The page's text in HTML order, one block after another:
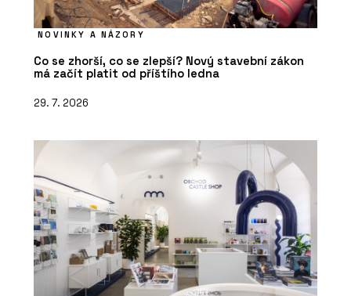
NOVINKY A NÁZORY
Co se zhorší, co se zlepší? Nový stavební zákon
má začít platit od příštího ledna
29. 7. 2026